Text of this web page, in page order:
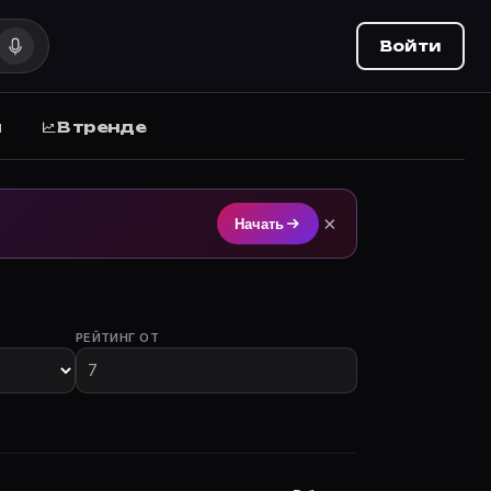
Movie Planner.
Войти
В тренде
Начать ×
РЕЙТИНГ ОТ